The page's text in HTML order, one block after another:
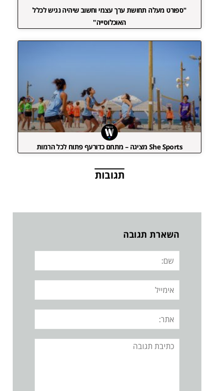
"ספורט מעלה תחושת ערך עצמי וחשוב שיהיה נגיש לכלל
האוכלוסייה"
She Sports מציגה – מתחם כדורעף פתוח לכל הרמות
תגובות
השארת תגובה
שם:
אימייל
אתר:
תגובה